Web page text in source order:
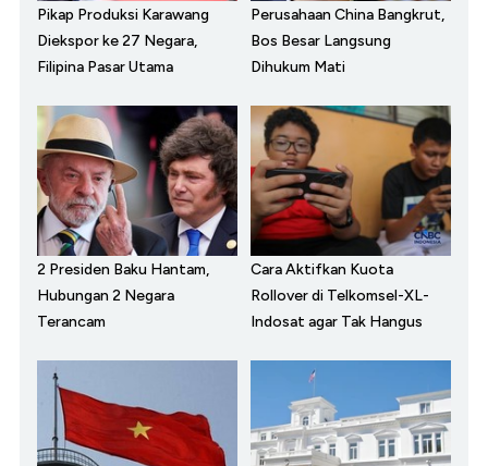
Pikap Produksi Karawang
Diekspor ke 27 Negara,
Filipina Pasar Utama
Perusahaan China Bangkrut,
Bos Besar Langsung
Dihukum Mati
2 Presiden Baku Hantam,
Hubungan 2 Negara
Terancam
Cara Aktifkan Kuota
Rollover di Telkomsel-XL-
Indosat agar Tak Hangus